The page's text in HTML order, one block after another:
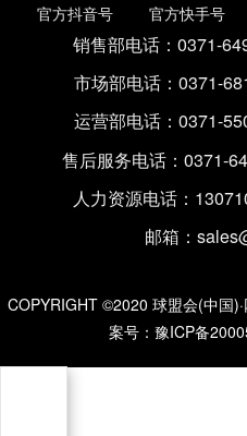
官方抖音号 官方快手号
销售部电话：0371-
市场部电话： 0371-
运营部电话： 0371-
售后服务电话：0371-
人力资源电话：
邮箱：
COPYRIGHT ©2020 球盟会(中国
案号： 豫ICP备